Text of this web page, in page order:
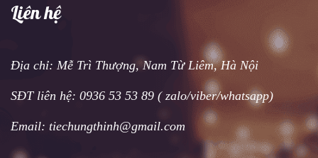
Liên hệ
Địa chỉ: Mễ Trì Thượng, Nam Từ Liêm, Hà Nội
SĐT liên hệ: 0936 53 53 89 ( zalo/viber/whatsapp)
Email: tiechungthinh@gmail.com